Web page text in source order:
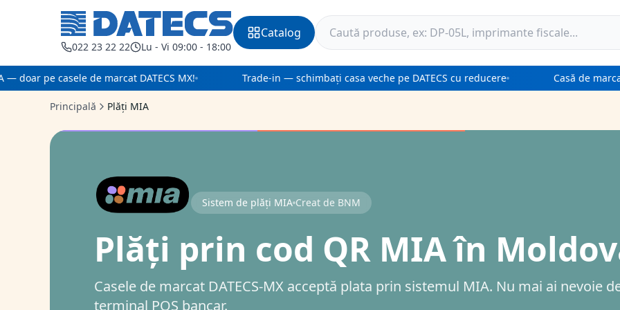
022 23 22 22 Lu - Vi 09:00 - 18:00
Catalog
doar pe casele de marcat DATECS MX! Trade-in — schimbați casa veche pe DATECS cu reducere Casă de
Principală Plăți MIA
Sistem de plăți MIA Creat de BNM
Plăți prin cod QR MIA în
Casele de marcat DATECS-MX acceptă plata prin sistemul MIA. Nu mai ai nevoie
terminal POS bancar.